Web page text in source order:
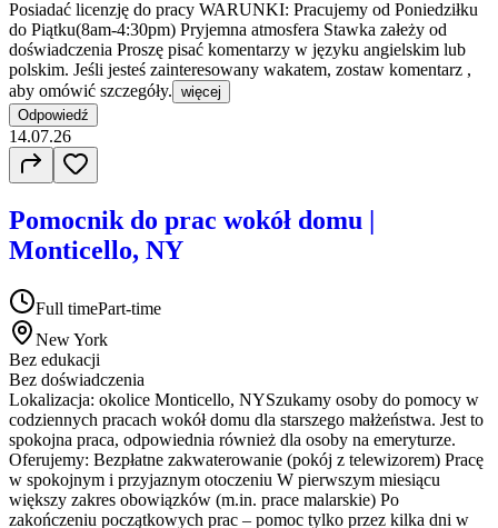
Posiadać licenzję do pracy WARUNKI: Pracujemy od Poniedziłku
do Piątku(8am-4:30pm) Pryjemna atmosfera Stawka załeży od
doświadczenia Proszę pisać komentarzy w języku angielskim lub
polskim. Jeśli jesteś zainteresowany wakatem, zostaw komentarz ,
aby omówić szczegóły. więcej
Odpowiedź
14.07.26
Pomocnik do prac wokół domu |
Monticello, NY
Full timePart-time
New York
Bez edukacji
Bez doświadczenia
Lokalizacja: okolice Monticello, NYSzukamy osoby do pomocy w
codziennych pracach wokół domu dla starszego małżeństwa. Jest to
spokojna praca, odpowiednia również dla osoby na emeryturze.
Oferujemy: Bezpłatne zakwaterowanie (pokój z telewizorem) Pracę
w spokojnym i przyjaznym otoczeniu W pierwszym miesiącu
większy zakres obowiązków (m.in. prace malarskie) Po
zakończeniu początkowych prac – pomoc tylko przez kilka dni w